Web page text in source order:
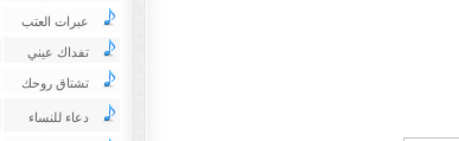
عبرات العتب
تفداك عيني
تشتاق روحك
دعاء للنساء